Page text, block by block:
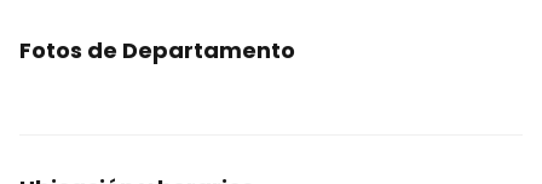
Fotos de Departamento